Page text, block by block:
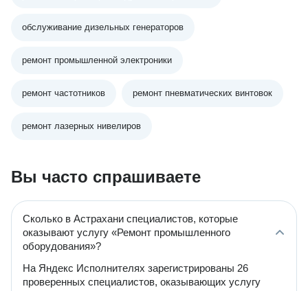
обслуживание дизельных генераторов
ремонт промышленной электроники
ремонт частотников ремонт пневматических винтовок
ремонт лазерных нивелиров
Вы часто спрашиваете
Сколько в Астрахани специалистов, которые
оказывают услугу «Ремонт промышленного
оборудования»?
На Яндекс Исполнителях зарегистрированы 26
проверенных специалистов, оказывающих услугу